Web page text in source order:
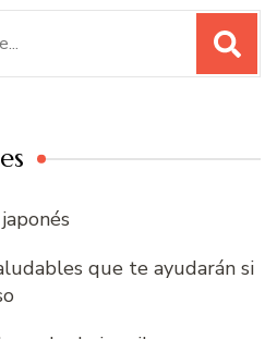
que te ayudarán si